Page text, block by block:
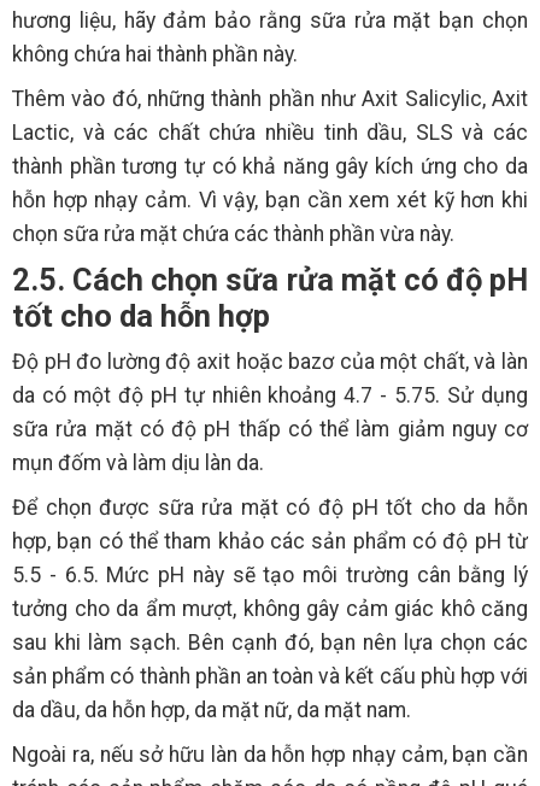
hương liệu, hãy đảm bảo rằng sữa rửa mặt bạn chọn
không chứa hai thành phần này.
Thêm vào đó, những thành phần như Axit Salicylic, Axit
Lactic, và các chất chứa nhiều tinh dầu, SLS và các
thành phần tương tự có khả năng gây kích ứng cho da
hỗn hợp nhạy cảm. Vì vậy, bạn cần xem xét kỹ hơn khi
chọn sữa rửa mặt chứa các thành phần vừa này.
2.5. Cách chọn sữa rửa mặt có độ pH
tốt cho da hỗn hợp
Độ pH đo lường độ axit hoặc bazơ của một chất, và làn
da có một độ pH tự nhiên khoảng 4.7 - 5.75. Sử dụng
sữa rửa mặt có độ pH thấp có thể làm giảm nguy cơ
mụn đốm và làm dịu làn da.
Để chọn được sữa rửa mặt có độ pH tốt cho da hỗn
hợp, bạn có thể tham khảo các sản phẩm có độ pH từ
5.5 - 6.5. Mức pH này sẽ tạo môi trường cân bằng lý
tưởng cho da ẩm mượt, không gây cảm giác khô căng
sau khi làm sạch. Bên cạnh đó, bạn nên lựa chọn các
sản phẩm có thành phần an toàn và kết cấu phù hợp với
da dầu, da hỗn hợp, da mặt nữ, da mặt nam.
Ngoài ra, nếu sở hữu làn da hỗn hợp nhạy cảm, bạn cần